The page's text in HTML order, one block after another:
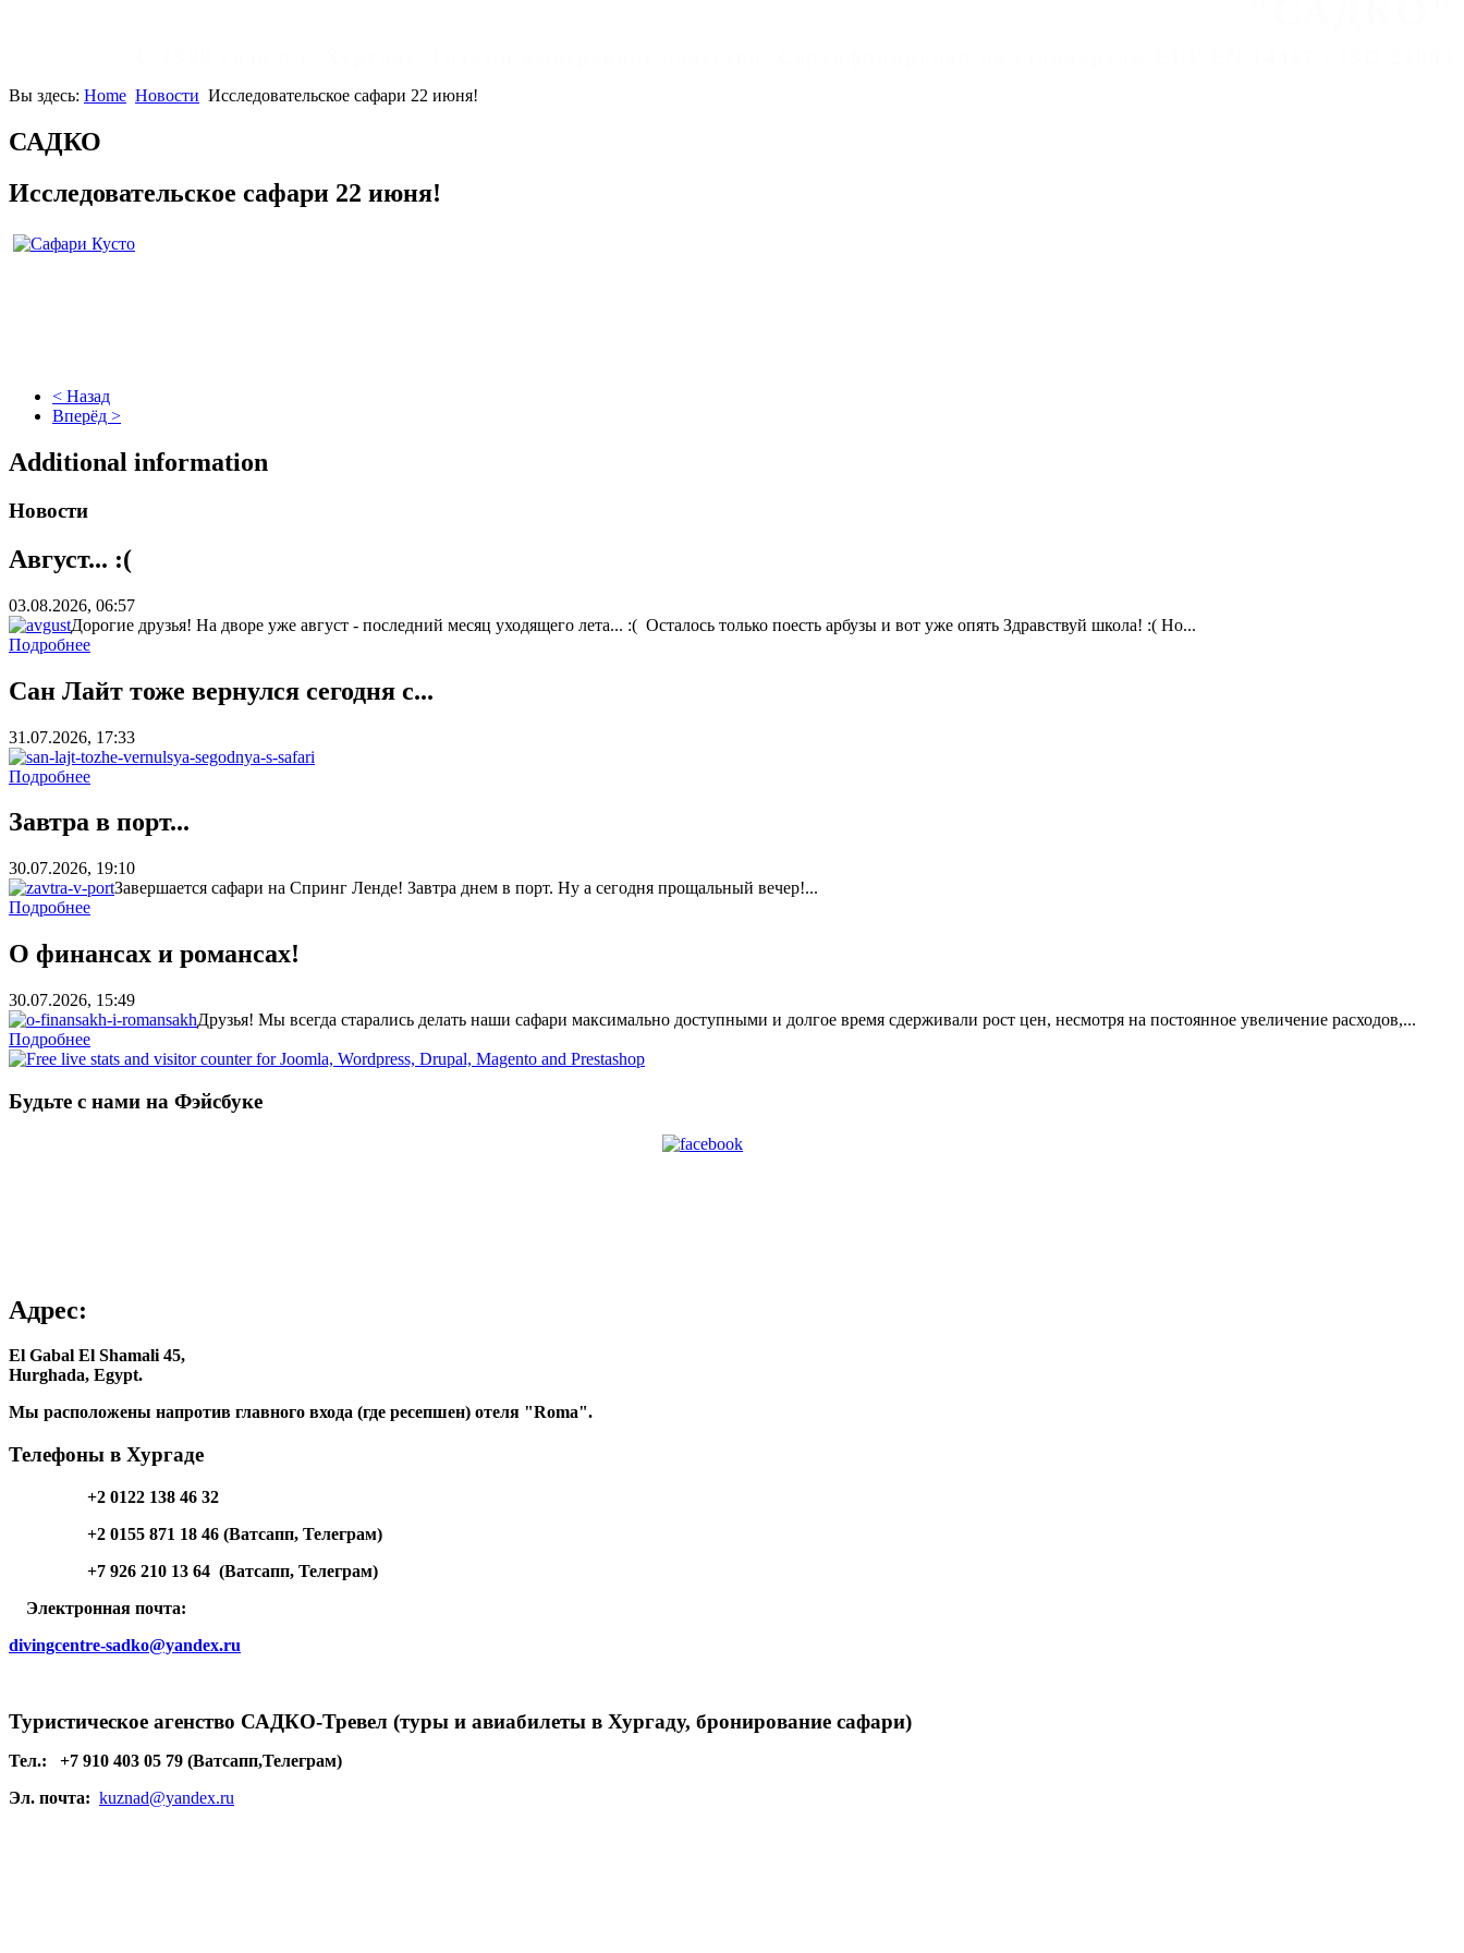
Вы здесь: Home Новости Исследовательское сафари 22 июня!
САДКО
Исследовательское сафари 22 июня!
< Назад
Вперёд >
Additional information
Новости
Август... :(
03.08.2026, 06:57
Дорогие друзья! На дворе уже август - последний месяц уходящего лета... :( Осталось только поесть арбузы и вот уже опять Здравствуй школа! :( Но...
Подробнее
Сан Лайт тоже вернулся сегодня с...
31.07.2026, 17:33
Подробнее
Завтра в порт...
30.07.2026, 19:10
Завершается сафари на Спринг Ленде! Завтра днем в порт. Ну а сегодня прощальный вечер!...
Подробнее
О финансах и романсах!
30.07.2026, 15:49
Друзья! Мы всегда старались делать наши сафари максимально доступными и долгое время сдерживали рост цен, несмотря на постоянное увеличение расходов,...
Подробнее
Будьте с нами на Фэйсбуке
Адрес:
El Gabal El Shamali 45,
Hurghada, Egypt.
Мы расположены напротив главного входа (где ресепшен) отеля "Roma".
Телефоны в Хургаде
+2 0122 138 46 32
+2 0155 871 18 46 (Ватсапп, Телеграм)
+7 926 210 13 64 (Ватсапп, Телеграм)
Электронная почта:
divingcentre-sadko@yandex.ru
Туристическое агенство САДКО-Тревел (туры и авиабилеты в Хургаду, бронирование сафари)
Тел.:
+7 910 403 05 79 (Ватсапп,Телеграм)
Эл. почта: kuznad@yandex.ru